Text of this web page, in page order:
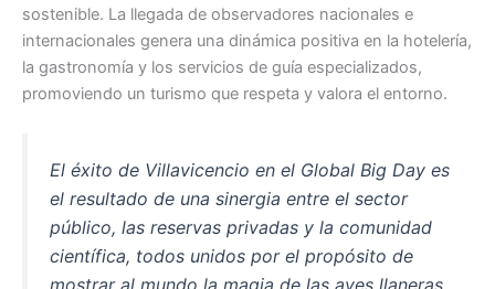
sostenible. La llegada de observadores nacionales e
internacionales genera una dinámica positiva en la hotelería,
la gastronomía y los servicios de guía especializados,
promoviendo un turismo que respeta y valora el entorno.
El éxito de Villavicencio en el Global Big Day es
el resultado de una sinergia entre el sector
público, las reservas privadas y la comunidad
científica, todos unidos por el propósito de